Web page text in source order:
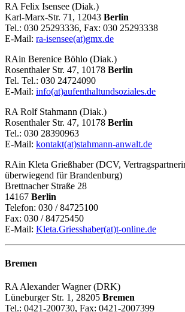
RA Felix Isensee (Diak.)
Karl-Marx-Str. 71, 12043 Berlin
Tel.: 030 25293336, Fax: 030 25293338
E-Mail: ra-isensee(at)gmx.de
RAin Berenice Böhlo (Diak.)
Rosenthaler Str. 47, 10178 Berlin
Tel. Tel.: 030 24724090
E-Mail: info(at)aufenthaltundsoziales.de
RA Rolf Stahmann (Diak.)
Rosenthaler Str. 47, 10178 Berlin
Tel.: 030 28390963
E-Mail: kontakt(at)stahmann-anwalt.de
RAin Kleta Grießhaber (DCV,
überwiegend für Brandenburg)
Brettnacher Straße 28
14167 Berlin
Telefon: 030 / 84725100
Fax: 030 / 84725450
E-Mail: Kleta.Griesshaber(at)t-online.de
Bremen
RA Alexander Wagner (DRK)
Lüneburger Str. 1, 28205 Bremen
Tel.: 0421-200730, Fax: 0421-2007399